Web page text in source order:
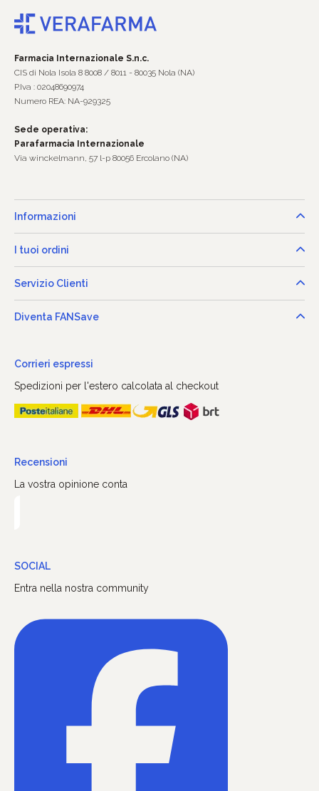
Farmacia Internazionale S.n.c.
CIS di Nola Isola 8 8008 / 8011 - 80035 Nola (NA)
P.Iva : 02048690974
Numero REA: NA-929325
Sede operativa:
Parafarmacia Internazionale
Via winckelmann, 57 l-p 80056 Ercolano (NA)
Informazioni
I tuoi ordini
Servizio Clienti
Diventa FANSave
Corrieri espressi
Spedizioni per l'estero calcolata al checkout
Recensioni
La vostra opinione conta
SOCIAL
Entra nella nostra community